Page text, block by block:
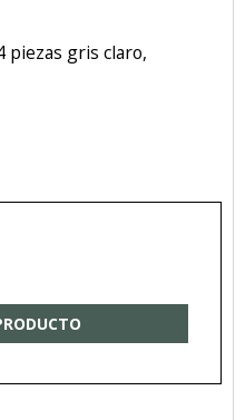
piezas gris claro,